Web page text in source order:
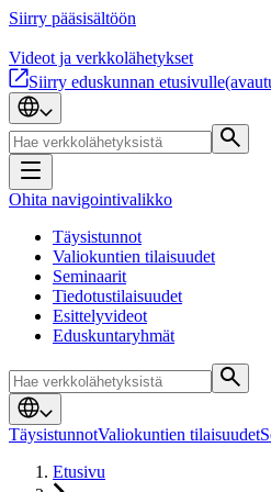
Siirry pääsisältöön
Videot ja verkkolähetykset
Siirry eduskunnan etusivulle
Ohita navigointivalikko
Täysistunnot
Valiokuntien tilaisuudet
Seminaarit
Tiedotustilaisuudet
Esittelyvideot
Eduskuntaryhmät
TäysistunnotValiokuntien tilaisuudet
Etusivu